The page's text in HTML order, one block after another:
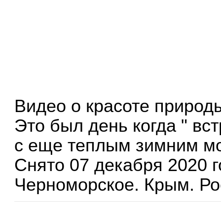
Видео о красоте
Это был день когда "
с еще теплым зимним
Снято 07 декабря 2020
Черноморское. Крым.